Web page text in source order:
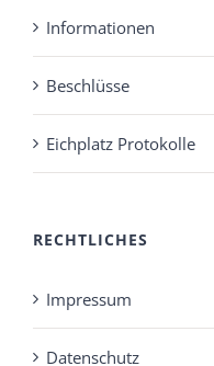
Informationen
Beschlüsse
Eichplatz Protokolle
RECHTLICHES
Impressum
Datenschutz